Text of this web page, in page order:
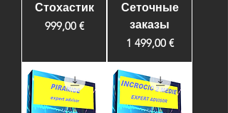
Стохастик
Цена
999,00 €
Сеточные
заказы
Цена
1 499,00 €